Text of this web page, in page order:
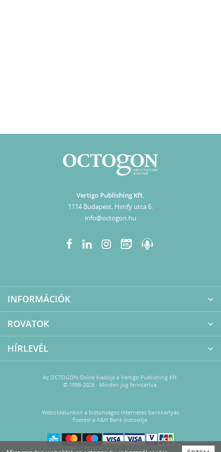
Vertigo Publishing Kft.
1114 Budapest, Himfy utca 6.
info@octogon.hu
09
INFORMÁCIÓK
ROVATOK
HÍRLEVÉL
Az OCTOGON Online kiadója a Vertigo Publishing Kft.
© 1998-2026 · Minden jog fenntartva.
Weboldalunkon a biztonságos internetes bankkártyás
fizetést a K&H Bank biztosítja.